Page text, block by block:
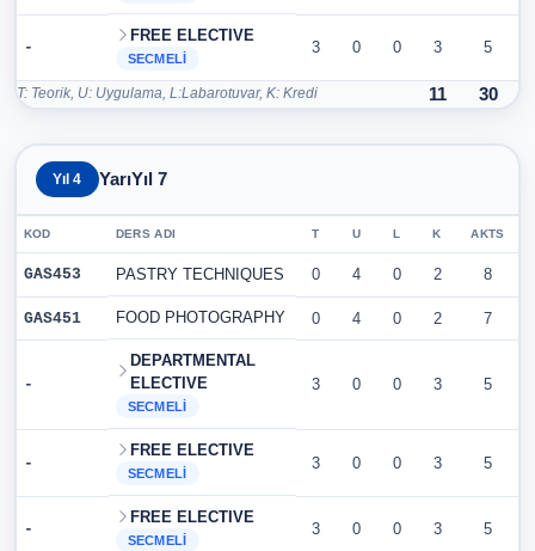
-
FREE ELECTIVE
SECMELI
3 0 0 3 5
T: Teorik, U: Uygulama, L:Labarotuvar, K: Kredi 11 30
Yıl 4 YarıYıl 7
KOD DERS ADI T U L K AKTS
GAS453 PASTRY TECHNIQUES 0 4 0 2 8
GAS451 FOOD PHOTOGRAPHY 0 4 0 2 7
-
DEPARTMENTAL
ELECTIVE
SECMELI
3 0 0 3 5
-
FREE ELECTIVE
SECMELI
3 0 0 3 5
-
FREE ELECTIVE
SECMELI
3 0 0 3 5